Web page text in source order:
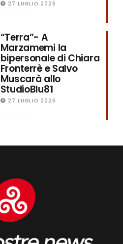
27 LUGLIO 2026
“Terra”- A
Marzamemi la
bipersonale di Chiara
Fronterrè e Salvo
Muscarà allo
StudioBlu81
27 LUGLIO 2026